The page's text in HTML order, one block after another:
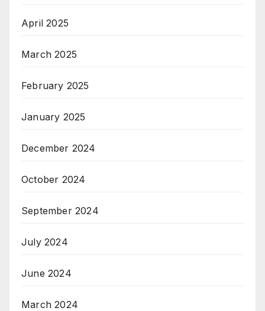
April 2025
March 2025
February 2025
January 2025
December 2024
October 2024
September 2024
July 2024
June 2024
March 2024